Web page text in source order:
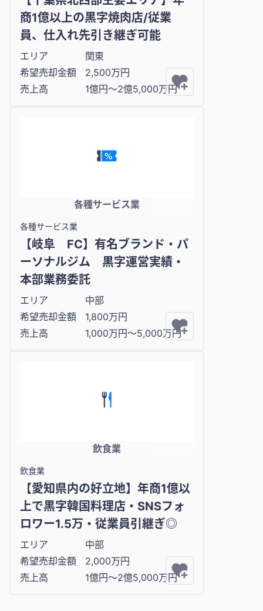
商1億以上の黒字焼肉店/従業
員、仕入れ先引き継ぎ可能
エリア
関東
希望売却金額
2,500万円
売上高
1億円〜2億5,000万円
各種サービス業
各種サービス業
【岐阜 FC】有名ブランド・パ
ーソナルジム 黒字運営実績・
本部業務委託
エリア
中部
希望売却金額
1,800万円
売上高
1,000万円〜5,000万円
飲食業
飲食業
【愛知県内の好立地】年商1億以
上で黒字韓国料理店・SNSフォ
ロワー1.5万・従業員引継ぎ◎
エリア
中部
希望売却金額
2,000万円
売上高
1億円〜2億5,000万円